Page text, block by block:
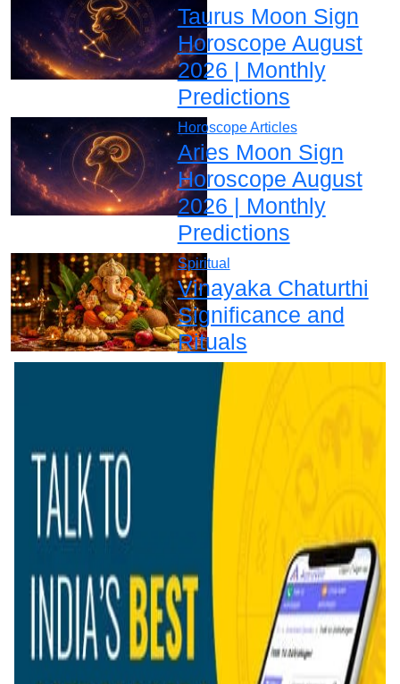
Taurus Moon Sign
Horoscope August
2026 | Monthly
Predictions
Horoscope Articles
Aries Moon Sign
Horoscope August
2026 | Monthly
Predictions
Spiritual
Vinayaka Chaturthi
Significance and
Rituals